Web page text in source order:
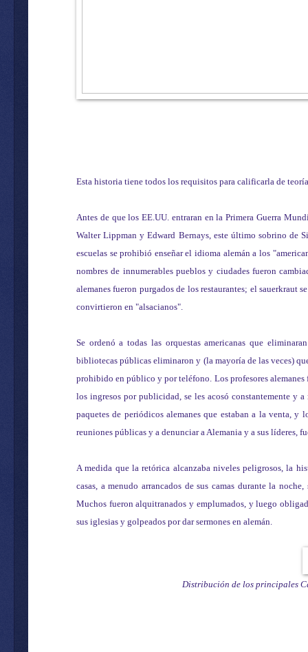
Esta historia tiene todos los requisitos para calificarla de
Antes de que los EE.UU. entraran en la Primera Guerra
Walter Lippman y Edward Bernays, este último sobrino de
escuelas se prohibió enseñar el idioma alemán a los
nombres de innumerables pueblos y ciudades fueron
alemanes fueron purgados de los restaurantes; el
convirtieron en "alsacianos".
Se ordenó a todas las orquestas americanas que
bibliotecas públicas eliminaron y (la mayoría de las veces)
prohibido en público y por teléfono. Los profesores alemanes
los ingresos por publicidad, se les acosó constantemente y
paquetes de periódicos alemanes que estaban a la venta, y
reuniones públicas y a denunciar a Alemania y a sus líderes,
A medida que la retórica alcanzaba niveles peligrosos, la
casas, a menudo arrancados de sus camas durante la
Muchos fueron alquitranados y emplumados, y luego
sus iglesias y golpeados por dar sermones en alemán.
Distribución de los principales